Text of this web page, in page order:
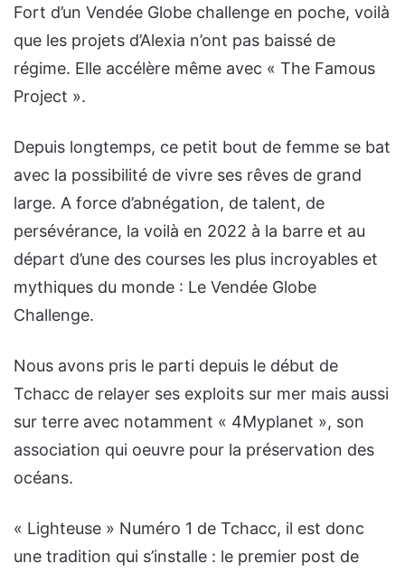
Fort d’un Vendée Globe challenge en poche, voilà
que les projets d’Alexia n’ont pas baissé de
régime. Elle accélère même avec « The Famous
Project ».
Depuis longtemps, ce petit bout de femme se bat
avec la possibilité de vivre ses rêves de grand
large. A force d’abnégation, de talent, de
persévérance, la voilà en 2022 à la barre et au
départ d’une des courses les plus incroyables et
mythiques du monde : Le Vendée Globe
Challenge.
Nous avons pris le parti depuis le début de
Tchacc de relayer ses exploits sur mer mais aussi
sur terre avec notamment « 4Myplanet », son
association qui oeuvre pour la préservation des
océans.
« Lighteuse » Numéro 1 de Tchacc, il est donc
une tradition qui s’installe : le premier post de